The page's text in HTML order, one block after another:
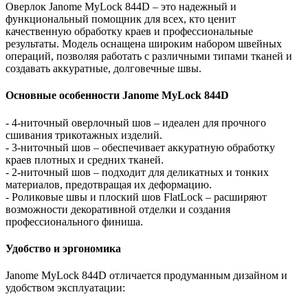
Оверлок Janome MyLock 844D – это надежный и
функциональный помощник для всех, кто ценит
качественную обработку краев и профессиональные
результаты. Модель оснащена широким набором швейных
операций, позволяя работать с различными типами тканей и
создавать аккуратные, долговечные швы.
Основные особенности Janome MyLock 844D
- 4-ниточный оверлочный шов – идеален для прочного
сшивания трикотажных изделий.
- 3-ниточный шов – обеспечивает аккуратную обработку
краев плотных и средних тканей.
- 2-ниточный шов – подходит для деликатных и тонких
материалов, предотвращая их деформацию.
- Роликовые швы и плоский шов FlatLock – расширяют
возможности декоративной отделки и создания
профессионального финиша.
Удобство и эргономика
Janome MyLock 844D отличается продуманным дизайном и
удобством эксплуатации: